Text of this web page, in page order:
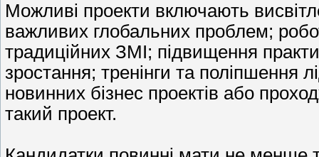
Можливі проекти включають
важливих глобальних проблем;
традиційних ЗМІ; підвищення
зростання; тренінги та поліпшення
новинних бізнес проектів або
такий проект.